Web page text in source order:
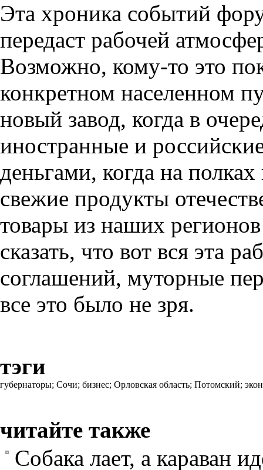
Эта хроника событий
передаст рабочей
Возможно, кому-то это
конкретном населенном
новый завод, когда в
иностранные и
деньгами, когда на
свежие продукты
товары из наших
сказать, что вот вся эта
соглашений, муторные
все это было не зря.
тэги
губернаторы; Сочи; бизнес; Орловская область; Потомский;
читайте также
Собака лает, а караван